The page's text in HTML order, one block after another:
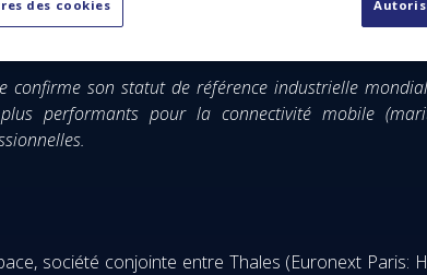
confirme son statut de référence industrielle
performants pour la connectivité mobile
société conjointe entre Thales (Euronext Paris:
des cookies